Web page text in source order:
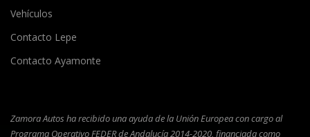
Vehículos
Contacto Lepe
Contacto Ayamonte
Zamora Autos ha recibido una ayuda de la Unión Europea con cargo al
Programa Operativo FEDER de Andalucía 2014-2020, financiada como